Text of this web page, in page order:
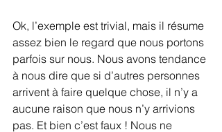
Ok, l’exemple est trivial, mais il résume
assez bien le regard que nous portons
parfois sur nous. Nous avons tendance
à nous dire que si d’autres personnes
arrivent à faire quelque chose, il n’y a
aucune raison que nous n’y arrivions
pas. Et bien c’est faux ! Nous ne